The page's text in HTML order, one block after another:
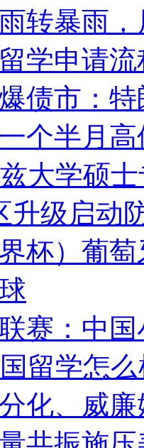
转暴雨
学申请
债市：
个半月高
大学硕
升级启动
界杯）葡
赛：中
留学怎
化、威